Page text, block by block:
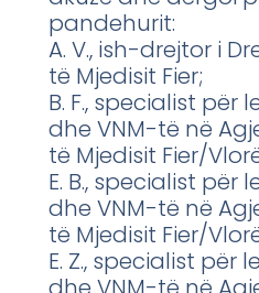
pandehurit:
A. V., ish-drejtor i
të Mjedisit Fier;
B. F., specialist për
dhe VNM-të në
të Mjedisit Fier/
E. B., specialist për
dhe VNM-të në
të Mjedisit Fier/
E. Z., specialist për